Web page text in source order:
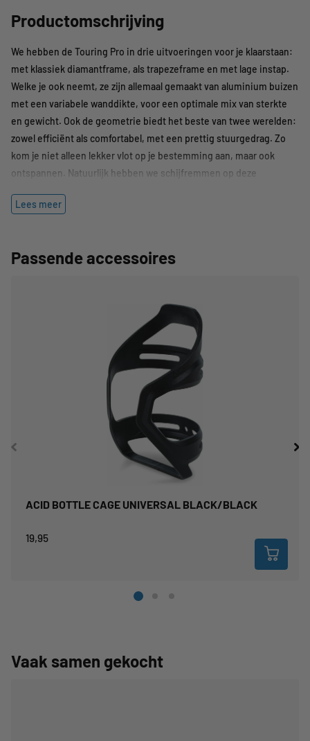
Productomschrijving
We hebben de Touring Pro in drie uitvoeringen voor je klaarstaan:
met klassiek diamantframe, als trapezeframe en met lage instap.
Welke je ook neemt, ze zijn allemaal gemaakt van aluminium buizen
met een variabele wanddikte, voor een optimale mix van sterkte
en gewicht. Ook de geometrie biedt het beste van twee werelden:
zowel efficiënt als comfortabel, met een prettig stuurgedrag. Zo
kom je niet alleen lekker vlot op je bestemming aan, maar ook
ontspannen. Natuurlijk hebben we schijfremmen op deze
remkracht en -consistentie zijn die namelijk onovertroffen. De
bereik, een lichtlopende dynamo in het voorwiel voorziet de
Lees meer
Passende accessoires
ACID BOTTLE CAGE UNIVERSAL BLACK/BLACK
19,95
Vaak samen gekocht